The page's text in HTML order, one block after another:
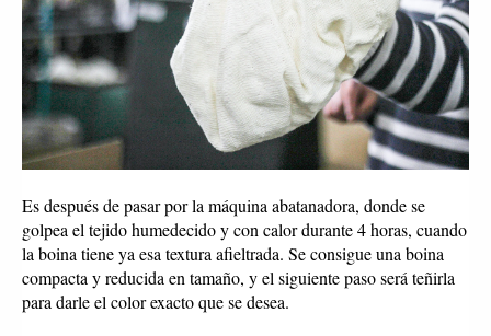
Es después de pasar por la máquina abatanadora, donde se
golpea el tejido humedecido y con calor durante 4 horas, cuando
la boina tiene ya esa textura afieltrada. Se consigue una boina
compacta y reducida en tamaño, y el siguiente paso será teñirla
para darle el color exacto que se desea.